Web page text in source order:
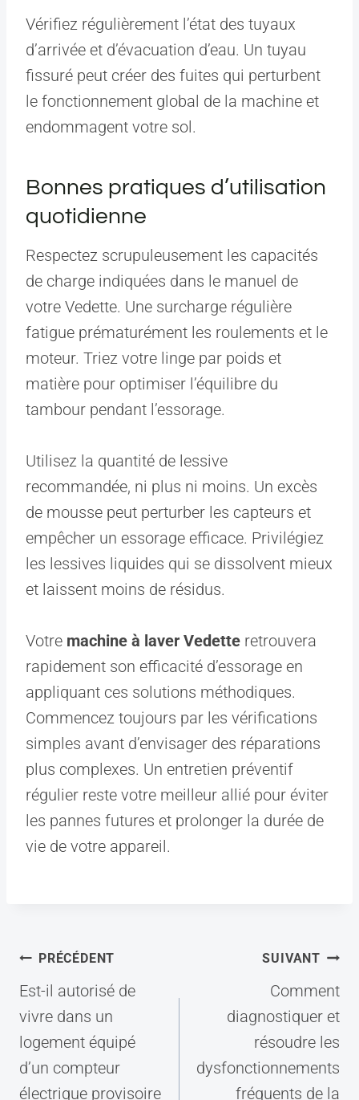
Vérifiez régulièrement l’état des tuyaux
d’arrivée et d’évacuation d’eau. Un tuyau
fissuré peut créer des fuites qui perturbent
le fonctionnement global de la machine et
endommagent votre sol.
Bonnes pratiques d’utilisation
quotidienne
Respectez scrupuleusement les capacités
de charge indiquées dans le manuel de
votre Vedette. Une surcharge régulière
fatigue prématurément les roulements et le
moteur. Triez votre linge par poids et
matière pour optimiser l’équilibre du
tambour pendant l’essorage.
Utilisez la quantité de lessive
recommandée, ni plus ni moins. Un excès
de mousse peut perturber les capteurs et
empêcher un essorage efficace. Privilégiez
les lessives liquides qui se dissolvent mieux
et laissent moins de résidus.
Votre machine à laver Vedette retrouvera
rapidement son efficacité d’essorage en
appliquant ces solutions méthodiques.
Commencez toujours par les vérifications
simples avant d’envisager des réparations
plus complexes. Un entretien préventif
régulier reste votre meilleur allié pour éviter
les pannes futures et prolonger la durée de
vie de votre appareil.
Navigation
de
l’article
PRÉCÉDENT
Est-il autorisé de
vivre dans un
logement équipé
d’un compteur
électrique provisoire
SUIVANT
Comment
diagnostiquer et
résoudre les
dysfonctionnements
fréquents de la